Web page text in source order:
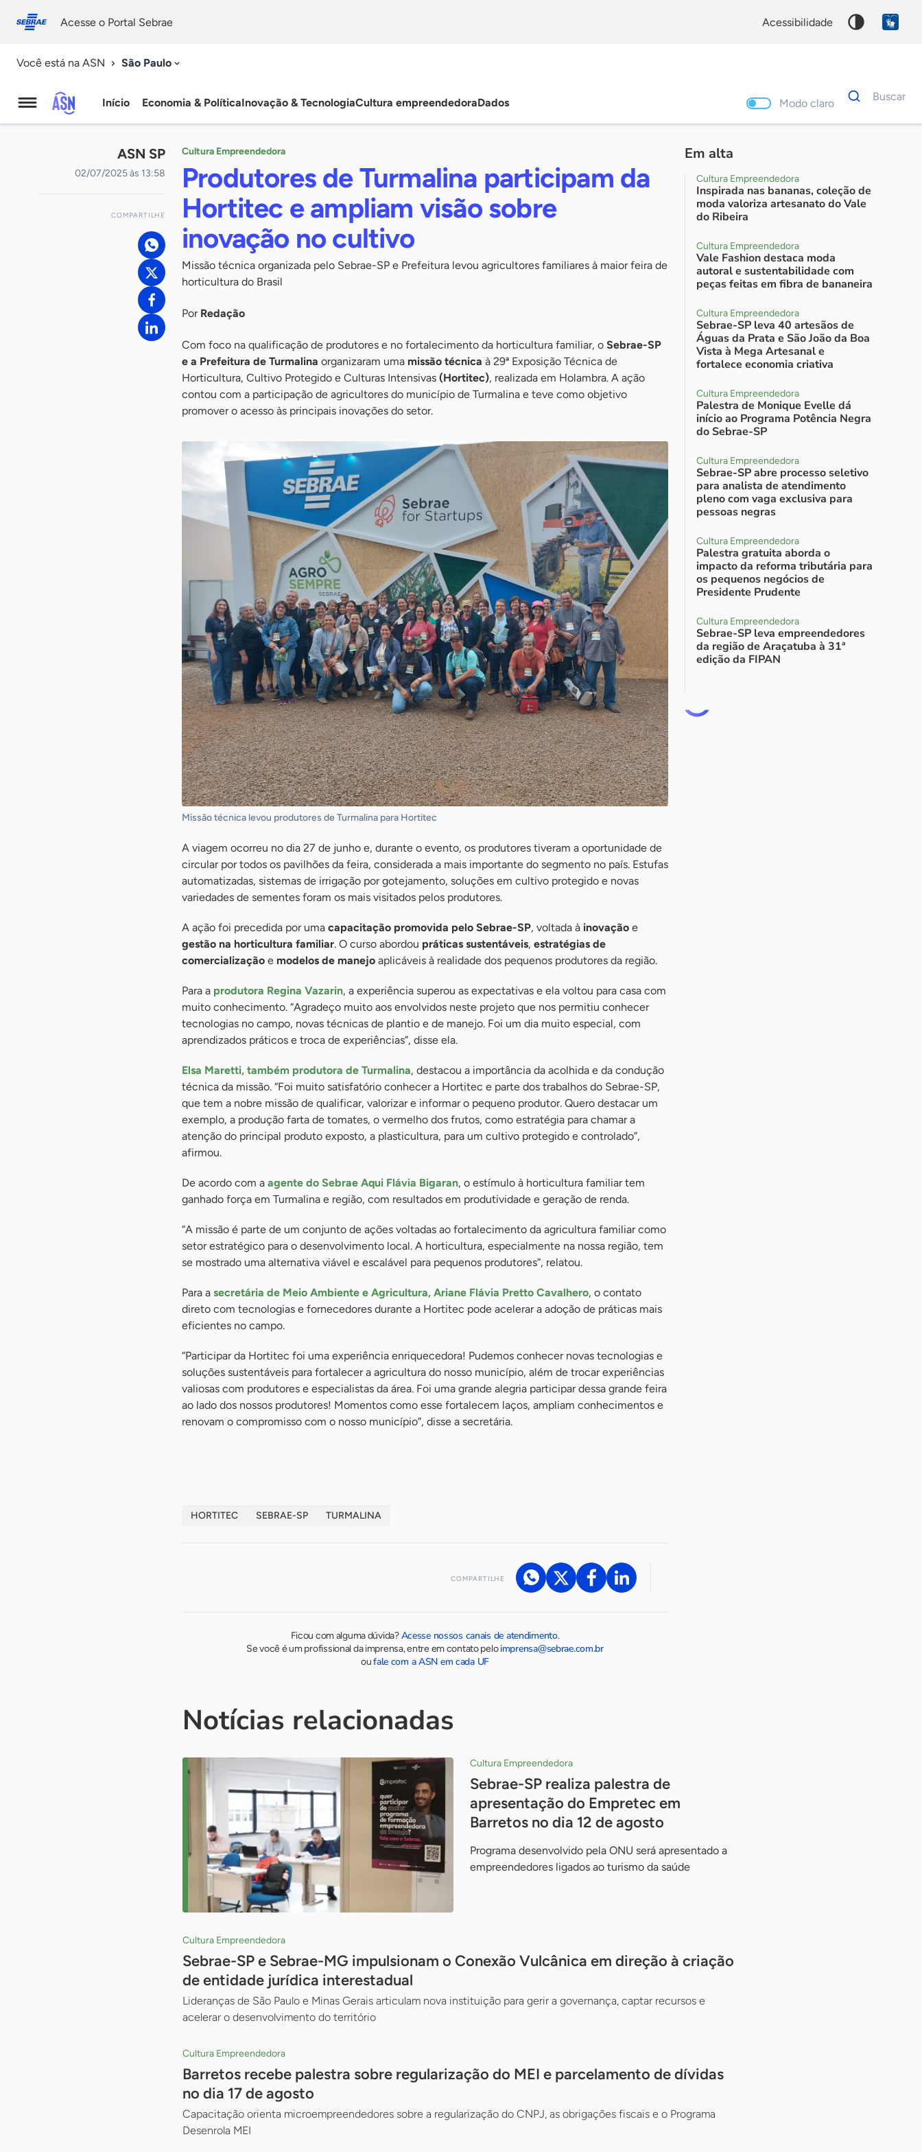
conosco
Acesse o Portal Sebrae acessibilidade
Você está na ASN São Paulo
Agência
Sebrae
de
Notícias
Início Economia & PolíticaInovação & TecnologiaCultura empreendedoraDados Modo claro
Dados
para
Buscar
ASN SP
02/07/2025 às 13:58
COMPARTILHE
Cultura Empreendedora
Produtores de Turmalina participam da
Hortitec e ampliam visão sobre
inovação no cultivo
Missão técnica organizada pelo Sebrae-SP e Prefeitura levou agricultores familiares à maior feira de
horticultura do Brasil
Por Redação
Com foco na qualificação de produtores e no fortalecimento da horticultura familiar, o Sebrae-SP
e a Prefeitura de Turmalina organizaram uma missão técnica à 29ª Exposição Técnica de
Horticultura, Cultivo Protegido e Culturas Intensivas (Hortitec), realizada em Holambra. A ação
contou com a participação de agricultores do município de Turmalina e teve como objetivo
promover o acesso às principais inovações do setor.
Missão técnica levou produtores de Turmalina para Hortitec
A viagem ocorreu no dia 27 de junho e, durante o evento, os produtores tiveram a oportunidade de
circular por todos os pavilhões da feira, considerada a mais importante do segmento no país. Estufas
automatizadas, sistemas de irrigação por gotejamento, soluções em cultivo protegido e novas
variedades de sementes foram os mais visitados pelos produtores.
A ação foi precedida por uma capacitação promovida pelo Sebrae-SP, voltada à inovação e
gestão na horticultura familiar. O curso abordou práticas sustentáveis, estratégias de
comercialização e modelos de manejo aplicáveis à realidade dos pequenos produtores da região.
Para a produtora Regina Vazarin, a experiência superou as expectativas e ela voltou para casa com
muito conhecimento. “Agradeço muito aos envolvidos neste projeto que nos permitiu conhecer
tecnologias no campo, novas técnicas de plantio e de manejo. Foi um dia muito especial, com
aprendizados práticos e troca de experiências”, disse ela.
Elsa Maretti, também produtora de Turmalina, destacou a importância da acolhida e da condução
técnica da missão. “Foi muito satisfatório conhecer a Hortitec e parte dos trabalhos do Sebrae-SP,
que tem a nobre missão de qualificar, valorizar e informar o pequeno produtor. Quero destacar um
exemplo, a produção farta de tomates, o vermelho dos frutos, como estratégia para chamar a
atenção do principal produto exposto, a plasticultura, para um cultivo protegido e controlado”,
afirmou.
De acordo com a agente do Sebrae Aqui Flávia Bigaran, o estímulo à horticultura familiar tem
ganhado força em Turmalina e região, com resultados em produtividade e geração de renda.
“A missão é parte de um conjunto de ações voltadas ao fortalecimento da agricultura familiar como
setor estratégico para o desenvolvimento local. A horticultura, especialmente na nossa região, tem
se mostrado uma alternativa viável e escalável para pequenos produtores”, relatou.
Para a secretária de Meio Ambiente e Agricultura, Ariane Flávia Pretto Cavalhero, o contato
direto com tecnologias e fornecedores durante a Hortitec pode acelerar a adoção de práticas mais
eficientes no campo.
“Participar da Hortitec foi uma experiência enriquecedora! Pudemos conhecer novas tecnologias e
soluções sustentáveis para fortalecer a agricultura do nosso município, além de trocar experiências
valiosas com produtores e especialistas da área. Foi uma grande alegria participar dessa grande feira
ao lado dos nossos produtores! Momentos como esse fortalecem laços, ampliam conhecimentos e
renovam o compromisso com o nosso município”, disse a secretária.
HORTITEC SEBRAE-SP TURMALINA
COMPARTILHE
Ficou com alguma dúvida?Acesse nossos canais de atendimento.
Se você é um profissional da imprensa, entre em contato peloimprensa@sebrae.com.br
oufale com a ASN em cada UF
Em alta
Cultura Empreendedora
Inspirada nas bananas, coleção de
moda valoriza artesanato do Vale
do Ribeira
Cultura Empreendedora
Vale Fashion destaca moda
autoral e sustentabilidade com
peças feitas em fibra de bananeira
Cultura Empreendedora
Sebrae-SP leva 40 artesãos de
Águas da Prata e São João da Boa
Vista à Mega Artesanal e
fortalece economia criativa
Cultura Empreendedora
Palestra de Monique Evelle dá
início ao Programa Potência Negra
do Sebrae-SP
Cultura Empreendedora
Sebrae-SP abre processo seletivo
para analista de atendimento
pleno com vaga exclusiva para
pessoas negras
Cultura Empreendedora
Palestra gratuita aborda o
impacto da reforma tributária para
os pequenos negócios de
Presidente Prudente
Cultura Empreendedora
Sebrae-SP leva empreendedores
da região de Araçatuba à 31ª
edição da FIPAN
Notícias relacionadas
Cultura Empreendedora
Sebrae-SP realiza palestra de
apresentação do Empretec em
Barretos no dia 12 de agosto
Programa desenvolvido pela ONU será apresentado a
empreendedores ligados ao turismo da saúde
Cultura Empreendedora
Sebrae-SP e Sebrae-MG impulsionam o Conexão Vulcânica em direção à criação
de entidade jurídica interestadual
Lideranças de São Paulo e Minas Gerais articulam nova instituição para gerir a governança, captar recursos e
acelerar o desenvolvimento do território
Cultura Empreendedora
Barretos recebe palestra sobre regularização do MEI e parcelamento de dívidas
no dia 17 de agosto
Capacitação orienta microempreendedores sobre a regularização do CNPJ, as obrigações fiscais e o Programa
Desenrola MEI